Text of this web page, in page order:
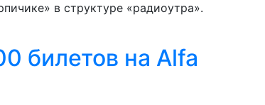
в структуре «радиоутра».
билетов на Alfa